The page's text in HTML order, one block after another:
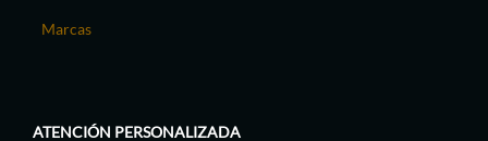
Marcas
ATENCIÓN PERSONALIZADA